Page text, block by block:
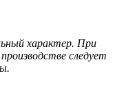
характер. При
следует